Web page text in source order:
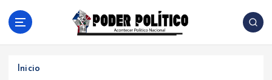
Acontecer Politico Nacional
Inicio